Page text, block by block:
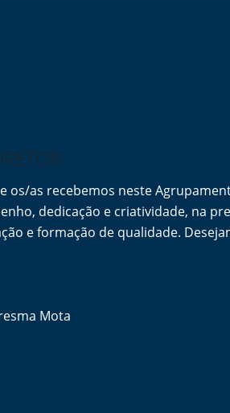
os/as recebemos neste
dedicação e criatividade, na
e formação de qualidade.
Mota